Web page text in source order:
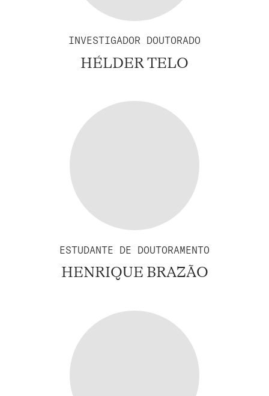
INVESTIGADOR DOUTORADO
HÉLDER TELO
ESTUDANTE DE DOUTORAMENTO
HENRIQUE BRAZÃO